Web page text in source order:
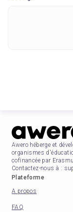
Awero héberge et
organismes
cofinancée par
Contactez-nous à :
Plateforme
A propos
FAQ